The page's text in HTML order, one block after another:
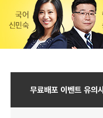
무료배포 이벤트 유의